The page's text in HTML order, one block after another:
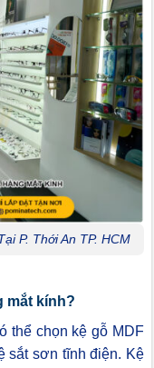
P. Thới An TP. HCM
mắt kính?
thể chọn kệ gỗ MDF
sắt sơn tĩnh điện. Kệ